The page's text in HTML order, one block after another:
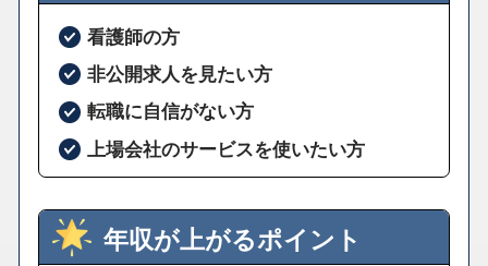
看護師の方
非公開求人を見たい方
転職に自信がない方
上場会社のサービスを使いたい方
年収が上がるポイント